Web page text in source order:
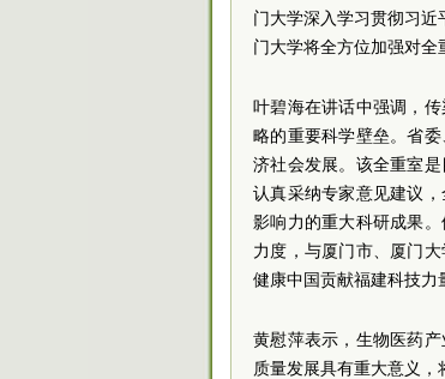
门大学深入学习贯彻习近
门大学将全方位加强对全
叶碧海在讲话中强调，
略的重要科学壁垒。省
济社会发展。该全重室
认真采纳专家意见建议
影响力的重大科研成果
力度，与厦门市、厦门
健康中国贡献福建科技力
黄慰萍表示，生物医药
质量发展具有重大意义，